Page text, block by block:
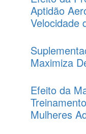
Aptidão
Velocidade
Maximiza
Efeito da
Mulheres